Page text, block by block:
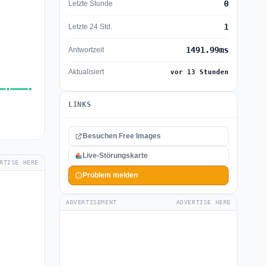
HERE
Letzte Stunde 0
Letzte 24 Std. 1
Antwortzeit 1491.99ms
Aktualisiert vor 13 Stunden
LINKS
Besuchen Free Images
Live-Störungskarte
Problem melden
ADVERTISEMENT ADVERTISE HERE